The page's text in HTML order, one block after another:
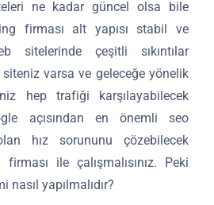
ne kadar güncel olsa bile
firması alt yapısı stabil ve
sitelerinde çeşitli sıkıntılar
siteniz varsa ve geleceğe yönelik
hep trafiği karşılayabilecek
açısından en önemli seo
hız sorununu çözebilecek
ile çalışmalısınız. Peki
nasıl yapılmalıdır?